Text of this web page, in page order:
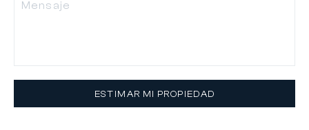
ESTIMAR MI PROPIEDAD